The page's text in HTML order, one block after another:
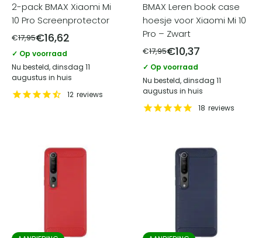
2-pack BMAX Xiaomi Mi
10 Pro Screenprotector
€17,95€16,62
✓ Op voorraad
Nu besteld, dinsdag 11
augustus in huis
12 reviews
BMAX Leren book case
hoesje voor Xiaomi Mi 10
Pro – Zwart
€17,95€10,37
✓ Op voorraad
Nu besteld, dinsdag 11
augustus in huis
18 reviews